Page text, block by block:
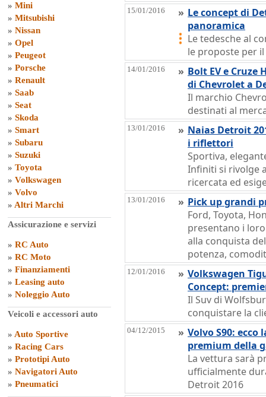
» Mini
» Mitsubishi
» Nissan
» Opel
» Peugeot
» Porsche
» Renault
» Saab
» Seat
» Skoda
» Smart
» Subaru
» Suzuki
» Toyota
» Volkswagen
» Volvo
» Altri Marchi
Assicurazione e servizi
» RC Auto
» RC Moto
» Finanziamenti
» Leasing auto
» Noleggio Auto
Veicoli e accessori auto
» Auto Sportive
» Racing Cars
» Prototipi Auto
» Navigatori Auto
» Pneumatici
15/01/2016 » Le concept di
panoramica
Le tedesche al
le proposte per
14/01/2016 » Bolt EV e Cruze
di Chevrolet a
Il marchio
destinati al
13/01/2016 » Naias Detroit
i riflettori
Sportiva,
Infiniti si rivolge
ricercata ed
13/01/2016 » Pick up grandi
Ford, Toyota,
presentano i
alla conquista
potenza,
12/01/2016 » Volkswagen
Concept:
Il Suv di
conquistare la
04/12/2015 » Volvo S90:
premium della
La vettura sarà
ufficialmente
Detroit 2016